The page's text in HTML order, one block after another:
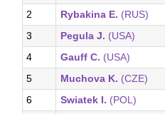
2
Rybakina E. (RUS)
3
Pegula J. (USA)
4
Gauff C. (USA)
5
Muchova K. (CZE)
6
Swiatek I. (POL)